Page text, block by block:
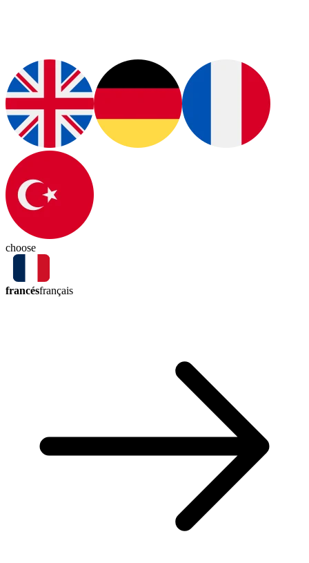
choose
francésfrançais